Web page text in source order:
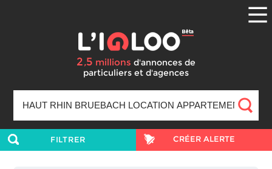
2,5 millions d'annonces de
particuliers et d'agences
FILTRER CRÉER ALERTE